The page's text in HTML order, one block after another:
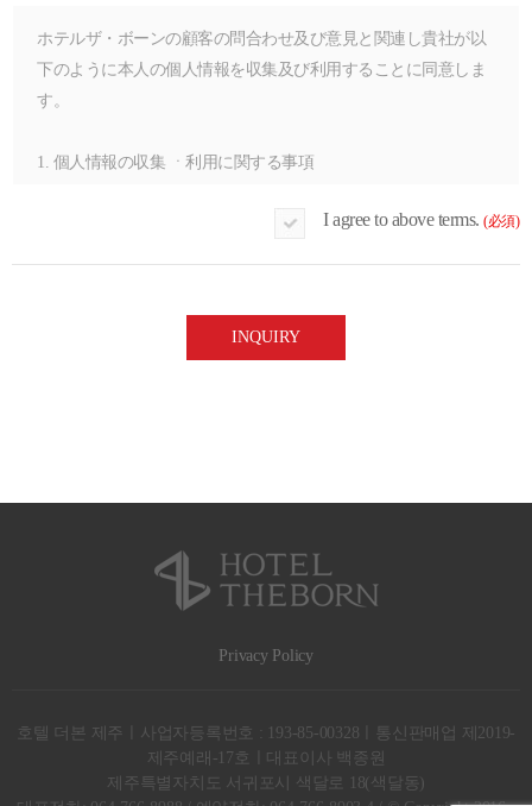
ホテルザ・ボーンの顧客の問合わせ及び意見と関連し貴社が以
下のように本人の個人情報を収集及び利用することに同意しま
す。
1. 個人情報の収集 ㆍ利用に関する事項
※上記の事項に対して同意を拒否することはできますが、これ
に対する同意がない場合、問合せに対する案内やサービス提供
I agree to above terms. (必須)
Privacy Policy
호텔 더본 제주ㅣ사업자등록번호 : 193-85-00328ㅣ통신판매업 제2019-
제주예래-17호ㅣ대표이사 백종원
제주특별자치도 서귀포시 색달로 18(색달동)